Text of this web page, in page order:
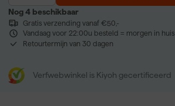
Nog 4 beschikbaar
Gratis verzending vanaf €50,-
Vandaag voor 22:00u besteld = morgen in huis
Retourtermijn van 30 dagen
Verfwebwinkel is Kiyoh gecertificeerd